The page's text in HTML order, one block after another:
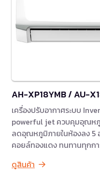
AH-XP18YMB / AU-
เครื่องปรับอากาศระบบ
powerful jet ควบคุมอุณห
ลดอุณหภูมิภายในห้องลง 5
คอยล์ทองแดง ทนทานทุกกา
ดูสินค้า